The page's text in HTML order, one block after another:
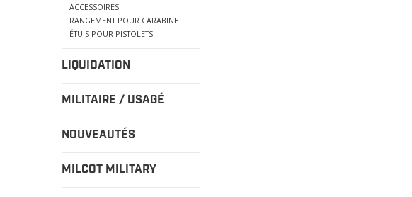
ACCESSOIRES
RANGEMENT POUR CARABINE
ÉTUIS POUR PISTOLETS
LIQUIDATION
MILITAIRE / USAGÉ
NOUVEAUTÉS
MILCOT MILITARY